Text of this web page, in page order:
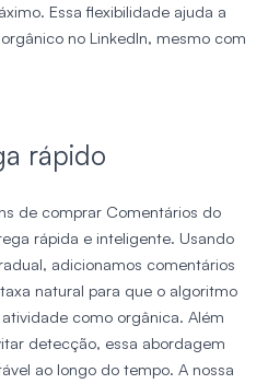
Essa flexibilidade ajuda a
no LinkedIn, mesmo com
rápido
de comprar Comentários do
rápida e inteligente. Usando
adicionamos comentários
natural para que o algoritmo
como orgânica. Além
detecção, essa abordagem
ao longo do tempo. A nossa